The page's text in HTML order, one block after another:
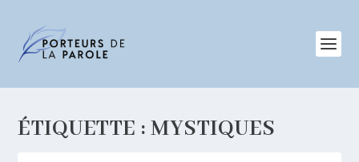
ÉTIQUETTE :MYSTIQUES